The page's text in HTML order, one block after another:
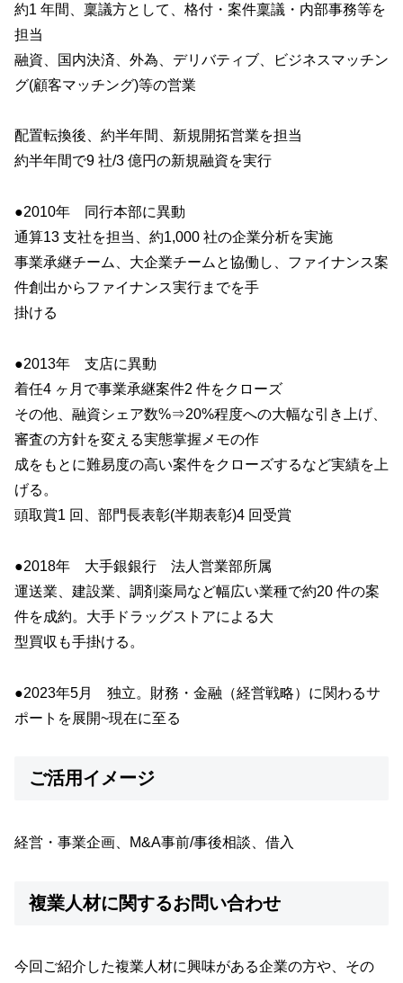
約1 年間、稟議方として、格付・案件稟議・内部事務等を
担当
融資、国内決済、外為、デリバティブ、ビジネスマッチン
グ(顧客マッチング)等の営業
配置転換後、約半年間、新規開拓営業を担当
約半年間で9 社/3 億円の新規融資を実行
●2010年 同行本部に異動
通算13 支社を担当、約1,000 社の企業分析を実施
事業承継チーム、大企業チームと協働し、ファイナンス案
件創出からファイナンス実行までを手
掛ける
●2013年 支店に異動
着任4 ヶ月で事業承継案件2 件をクローズ
その他、融資シェア数%⇒20%程度への大幅な引き上げ、
審査の方針を変える実態掌握メモの作
成をもとに難易度の高い案件をクローズするなど実績を上
げる。
頭取賞1 回、部門長表彰(半期表彰)4 回受賞
●2018年 大手銀銀行 法人営業部所属
運送業、建設業、調剤薬局など幅広い業種で約20 件の案
件を成約。大手ドラッグストアによる大
型買収も手掛ける。
●2023年5月 独立。財務・金融（経営戦略）に関わるサ
ポートを展開~現在に至る
ご活用イメージ
経営・事業企画、M&A事前/事後相談、借入
複業人材に関するお問い合わせ
今回ご紹介した複業人材に興味がある企業の方や、その